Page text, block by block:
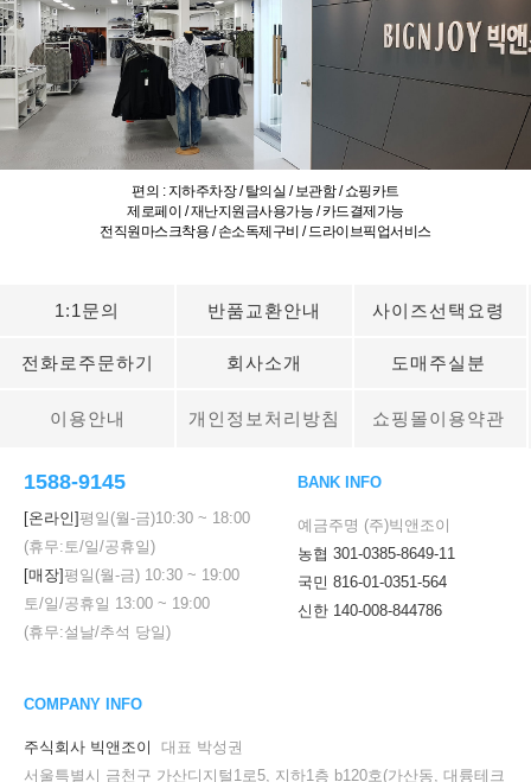
편의 : 지하주차장 / 탈의실 / 보관함 / 쇼핑카트
제로페이 / 재난지원금사용가능 / 카드결제가능
전직원마스크착용 / 손소독제구비 / 드라이브픽업서비스
1:1문의 반품교환안내 사이즈선택요령
전화로주문하기 회사소개 도매주실분
이용안내 개인정보처리방침 쇼핑몰이용약관
1588-9145
[온라인]평일(월-금)10:30 ~ 18:00
(휴무:토/일/공휴일)
[매장]평일(월-금) 10:30 ~ 19:00
토/일/공휴일 13:00 ~ 19:00
(휴무:설날/추석 당일)
BANK INFO
예금주명 (주)빅앤조이
농협 301-0385-8649-11
국민 816-01-0351-564
신한 140-008-844786
COMPANY INFO
주식회사 빅앤조이
대표 박성권
서울특별시 금천구 가산디지털1로5, 지하1층 b120호(가산동, 대륭테크